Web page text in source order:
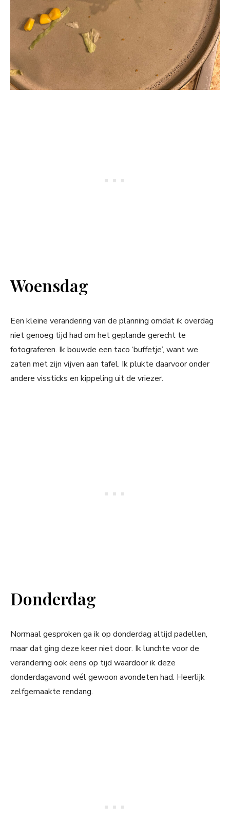
Woensdag
Een kleine verandering van de planning omdat ik overdag
niet genoeg tijd had om het geplande gerecht te
fotograferen. Ik bouwde een taco ‘buffetje’, want we
zaten met zijn vijven aan tafel. Ik plukte daarvoor onder
andere vissticks en kippeling uit de vriezer.
Donderdag
Normaal gesproken ga ik op donderdag altijd padellen,
maar dat ging deze keer niet door. Ik lunchte voor de
verandering ook eens op tijd waardoor ik deze
donderdagavond wél gewoon avondeten had. Heerlijk
zelfgemaakte rendang.